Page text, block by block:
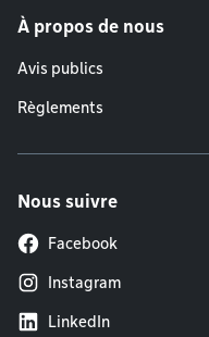
À propos de nous
Avis publics
Règlements
Nous suivre
Facebook
Instagram
LinkedIn